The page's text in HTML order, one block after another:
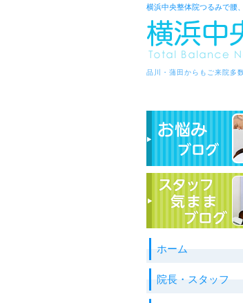
横浜中央整体院つるみで腰
品川・蒲田からもご来院多
ホーム
院長・スタッフ